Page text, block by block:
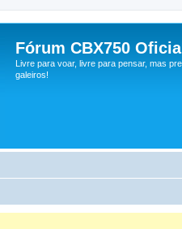
Fórum CBX750 Oficial
Livre para voar, livre para pensar, mas
galeiros!